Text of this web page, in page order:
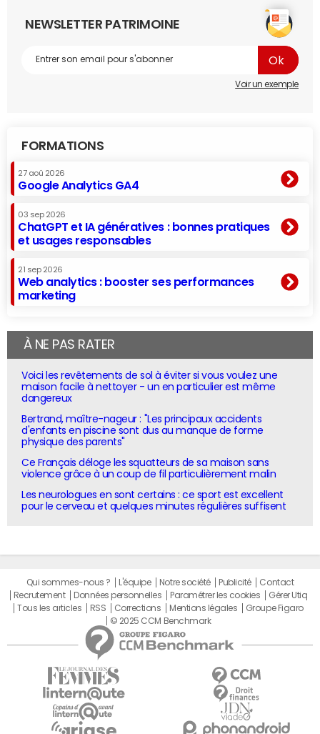
NEWSLETTER PATRIMOINE
Voir un exemple
FORMATIONS
27 aoû 2026
Google Analytics GA4
03 sep 2026
ChatGPT et IA génératives : bonnes pratiques
et usages responsables
21 sep 2026
Web analytics : booster ses performances
marketing
À NE PAS RATER
Voici les revêtements de sol à éviter si vous voulez une
maison facile à nettoyer - un en particulier est même
dangereux
Bertrand, maître-nageur : "Les principaux accidents
d'enfants en piscine sont dus au manque de forme
physique des parents"
Ce Français déloge les squatteurs de sa maison sans
violence grâce à un coup de fil particulièrement malin
Les neurologues en sont certains : ce sport est excellent
pour le cerveau et quelques minutes régulières suffisent
Qui sommes-nous ? L'équipe Notre société Publicité
Contact
Recrutement
Données personnelles Paramétrer les cookies
Gérer Utiq
Tous les articles
RSS Corrections Mentions légales
Groupe Figaro
© 2025 CCM Benchmark